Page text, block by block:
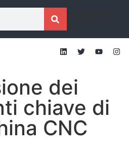
dei
chiave di
CNC